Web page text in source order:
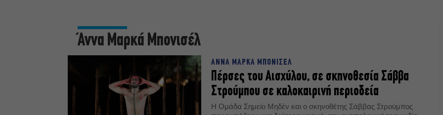
Άννα Μαρκά Μπονισέλ
ΑΝΝΑ ΜΑΡΚΑ ΜΠΟΝΙΣΕΛ
Πέρσες του Αισχύλου, σε σκηνοθεσία Σάββα
Στρούμπου σε καλοκαιρινή περιοδεία
Η Ομάδα Σημείο Μηδέν και ο σκηνοθέτης Σάββας Στρούμπος